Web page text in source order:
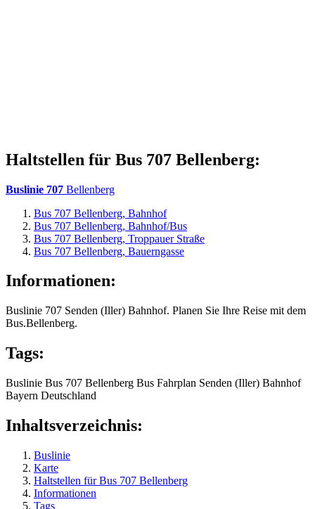
Haltstellen für Bus 707 Bellenberg:
Buslinie 707 Bellenberg
Bus 707 Bellenberg, Bahnhof
Bus 707 Bellenberg, Bahnhof/Bus
Bus 707 Bellenberg, Troppauer Straße
Bus 707 Bellenberg, Bauerngasse
Informationen:
Buslinie 707 Senden (Iller) Bahnhof. Planen Sie Ihre Reise mit dem
Bus.Bellenberg.
Tags:
Buslinie Bus 707 Bellenberg Bus Fahrplan Senden (Iller) Bahnhof
Bayern Deutschland
Inhaltsverzeichnis:
Buslinie
Karte
Haltstellen für Bus 707 Bellenberg
Informationen
Tags